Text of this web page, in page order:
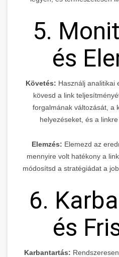
5.
és
Követés: Használj analitikai
kövesd a link
forgalmának változását, a
helyezéseket, és a
Elemzés: Elemezd az
mennyire volt hatékony a
módosítsd a stratégiádat a
6.
és
Karbantartás: